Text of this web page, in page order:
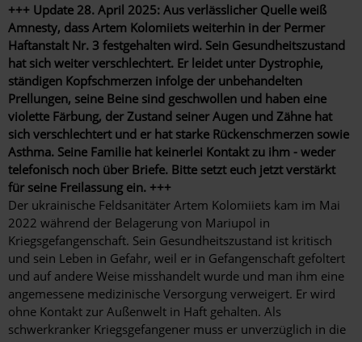
+++ Update 28. April 2025: Aus verlässlicher Quelle weiß
Amnesty, dass Artem Kolomiiets weiterhin in der Permer
Haftanstalt Nr. 3 festgehalten wird. Sein Gesundheitszustand
hat sich weiter verschlechtert. Er leidet unter Dystrophie,
ständigen Kopfschmerzen infolge der unbehandelten
Prellungen, seine Beine sind geschwollen und haben eine
violette Färbung, der Zustand seiner Augen und Zähne hat
sich verschlechtert und er hat starke Rückenschmerzen sowie
Asthma. Seine Familie hat keinerlei Kontakt zu ihm - weder
telefonisch noch über Briefe. Bitte setzt euch jetzt verstärkt
für seine Freilassung ein. +++
Der ukrainische Feldsanitäter Artem Kolomiiets kam im Mai
2022 während der Belagerung von Mariupol in
Kriegsgefangenschaft. Sein Gesundheitszustand ist kritisch
und sein Leben in Gefahr, weil er in Gefangenschaft gefoltert
und auf andere Weise misshandelt wurde und man ihm eine
angemessene medizinische Versorgung verweigert. Er wird
ohne Kontakt zur Außenwelt in Haft gehalten. Als
schwerkranker Kriegsgefangener muss er unverzüglich in die